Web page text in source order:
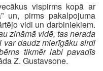
vispirms kopā ar
un, pirms pakalpojuma
vidi un darbiniekiem.
zināmā vidē, tas nerada
var daudz mierīgāku sirdi
tikmēr labi pavadīs
Z. Gustavsone.